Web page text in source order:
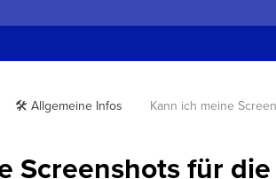
🛠️ Allgemeine Infos Kann ich meine
Screenshots für